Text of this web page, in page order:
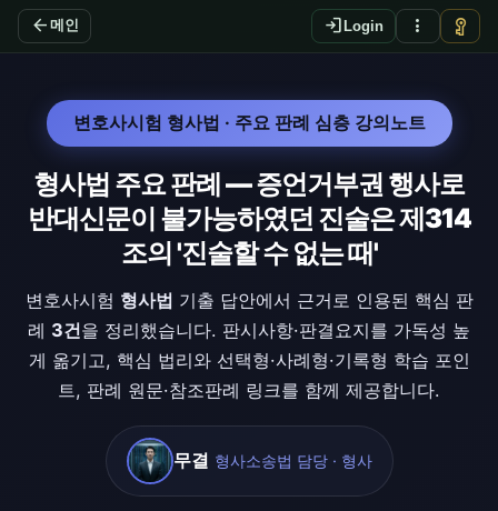
arrow_back 메인 login Login more_vert vpn_key
변호사시험 형사법 · 주요 판례 심층 강의노트
형사법 주요 판례 — 증언거부권 행사로
반대신문이 불가능하였던 진술은 제314
조의 '진술할 수 없는 때'
변호사시험 형사법 기출 답안에서 근거로 인용된 핵심 판
례 3건을 정리했습니다. 판시사항·판결요지를 가독성 높
게 옮기고, 핵심 법리와 선택형·사례형·기록형 학습 포인
트, 판례 원문·참조판례 링크를 함께 제공합니다.
무결 형사소송법 담당 · 형사